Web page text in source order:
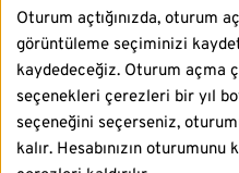
Oturum açtığınızda, oturum
görüntüleme seçiminizi
kaydedeceğiz. Oturum açma
seçenekleri çerezleri bir yıl
seçeneğini seçerseniz,
kalır. Hesabınızın